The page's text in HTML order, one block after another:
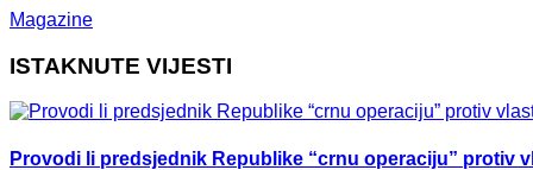
Magazine
ISTAKNUTE VIJESTI
Provodi li predsjednik Republike “crnu operaciju” protiv